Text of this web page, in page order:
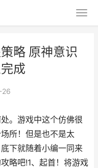
略 原神意识
成
26
。游戏中这个仿佛很
所！但是也不是太
下就随着小编一同来
略吧!1、起首！将游戏